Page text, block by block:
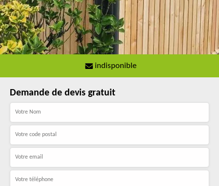
indisponible
Demande de devis gratuit